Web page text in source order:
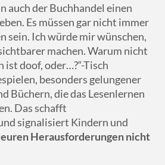
auch der Buchhandel einen
Es müssen gar nicht immer
sein. Ich würde mir wünschen,
machen. Warum nicht
ist doof, oder…?“-Tisch
besonders gelungener
Büchern, die das Lesenlernen
Das schafft
signalisiert Kindern und
Herausforderungen nicht